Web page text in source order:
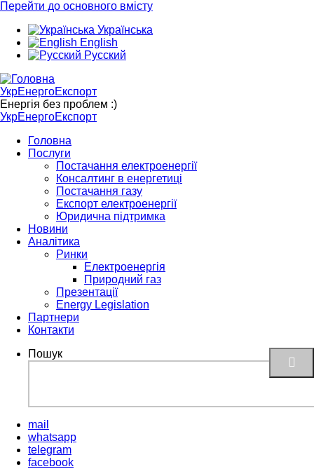
Перейти до основного вмісту
Українська
English
Русский
УкрЕнергоЕкспорт
Енергія без проблем :)
УкрЕнергоЕкспорт
Головна
Послуги
Постачання електроенергії
Консалтинг в енергетиці
Постачання газу
Експорт електроенергії
Юридична підтримка
Новини
Аналітика
Ринки
Електроенергія
Природний газ
Презентації
Energy Legislation
Партнери
Контакти
Пошук
mail
whatsapp
telegram
facebook